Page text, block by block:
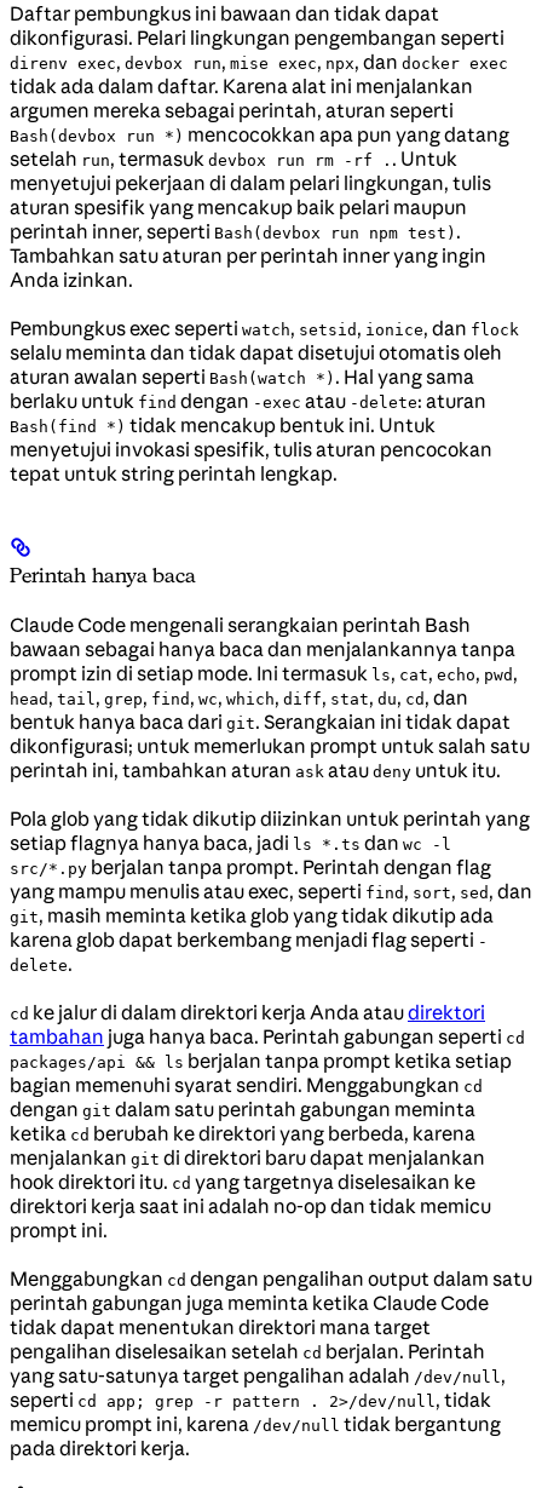
Daftar pembungkus ini bawaan dan tidak dapat
dikonfigurasi. Pelari lingkungan pengembangan seperti
direnv exec, devbox run, mise exec, npx, dan docker exec
tidak ada dalam daftar. Karena alat ini menjalankan
argumen mereka sebagai perintah, aturan seperti
Bash(devbox run *) mencocokkan apa pun yang datang
setelah run, termasuk devbox run rm -rf . . Untuk
menyetujui pekerjaan di dalam pelari lingkungan, tulis
aturan spesifik yang mencakup baik pelari maupun
perintah inner, seperti Bash(devbox run npm test) .
Tambahkan satu aturan per perintah inner yang ingin
Anda izinkan.
Pembungkus exec seperti watch, setsid , ionice, dan flock
selalu meminta dan tidak dapat disetujui otomatis oleh
aturan awalan seperti Bash(watch *) . Hal yang sama
berlaku untuk find dengan -exec atau -delete: aturan
Bash(find *) tidak mencakup bentuk ini. Untuk
menyetujui invokasi spesifik, tulis aturan pencocokan
tepat untuk string perintah lengkap.
Perintah hanya baca
Claude Code mengenali serangkaian perintah Bash
bawaan sebagai hanya baca dan menjalankannya tanpa
prompt izin di setiap mode. Ini termasuk ls, cat, echo, pwd ,
head , tail , grep, find , wc, which, diff, stat, du, cd , dan
bentuk hanya baca dari git. Serangkaian ini tidak dapat
dikonfigurasi; untuk memerlukan prompt untuk salah satu
perintah ini, tambahkan aturan ask atau deny untuk itu.
Pola glob yang tidak dikutip diizinkan untuk perintah yang
setiap flagnya hanya baca, jadi ls *.ts dan wc -l
src/*.py berjalan tanpa prompt. Perintah dengan flag
yang mampu menulis atau exec, seperti find , sort, sed , dan
git, masih meminta ketika glob yang tidak dikutip ada
karena glob dapat berkembang menjadi flag seperti -
delete.
cd ke jalur di dalam direktori kerja Anda ataudirektori
tambahan juga hanya baca. Perintah gabungan seperti cd
packages/api && ls berjalan tanpa prompt ketika setiap
bagian memenuhi syarat sendiri. Menggabungkan cd
dengan git dalam satu perintah gabungan meminta
ketika cd berubah ke direktori yang berbeda, karena
menjalankan git di direktori baru dapat menjalankan
hook direktori itu. cd yang targetnya diselesaikan ke
direktori kerja saat ini adalah no-op dan tidak memicu
prompt ini.
Menggabungkan cd dengan pengalihan output dalam satu
perintah gabungan juga meminta ketika Claude Code
tidak dapat menentukan direktori mana target
pengalihan diselesaikan setelah cd berjalan. Perintah
yang satu-satunya target pengalihan adalah /dev/null ,
seperti cd app; grep -r pattern . 2>/dev/null , tidak
memicu prompt ini, karena /dev/null tidak bergantung
pada direktori kerja.